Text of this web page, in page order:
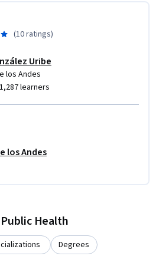
(10 ratings)
Uribe
los Andes
1,287 learners
los Andes
Health
Degrees